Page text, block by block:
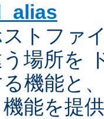
トファ
場所を
機能と
機能を提